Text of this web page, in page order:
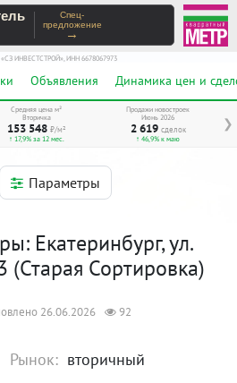
Спец-
предложение
→
ИНВЕСТСТРОЙ», ИНН 6678067973
Объявления Динамика цен и
❯
Средняя цена м²
Вторичка
153 548 ₽/м²
↑ 17,9% за 12 мес.
Продажи новостроек
Июнь 2026
2 619 сделок
↑ 46,9% к маю
Параметры
Екатеринбург, ул.
(Старая Сортировка)
26.06.2026 92
Рынок: вторичный